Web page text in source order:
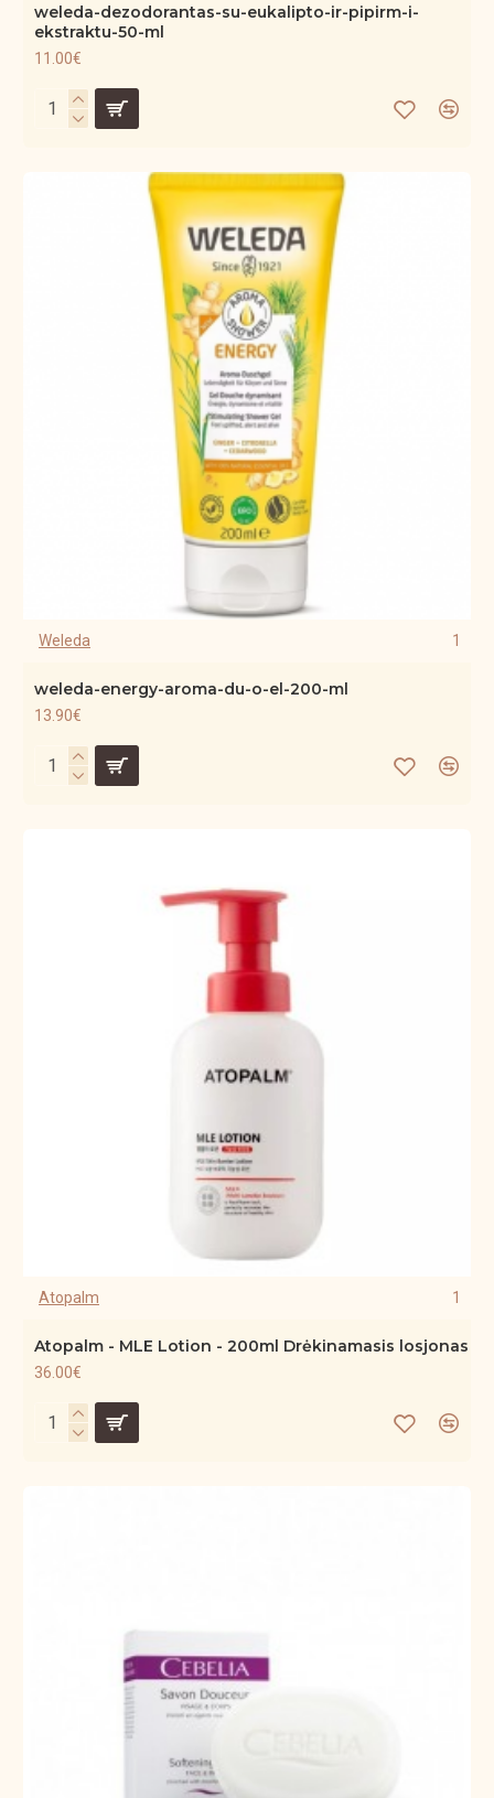
weleda-dezodorantas-su-eukalipto-ir-pipirm-i-
ekstraktu-50-ml
11.00€
Weleda 1
weleda-energy-aroma-du-o-el-200-ml
13.90€
Atopalm 1
Atopalm - MLE Lotion - 200ml Drėkinamasis losjonas
36.00€